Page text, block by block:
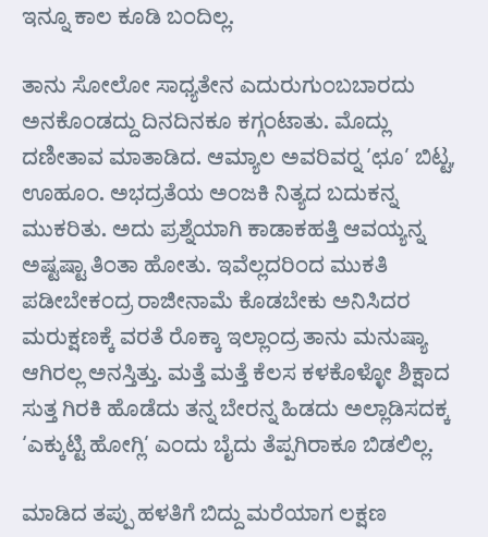
ಇನ್ನೂ ಕಾಲ ಕೂಡಿ ಬಂದಿಲ್ಲ.
ತಾನು ಸೋಲೋ ಸಾಧ್ಯತೇನ ಎದುರುಗುಂಬಬಾರದು
ಅನಕೊಂಡದ್ದು ದಿನದಿನಕೂ ಕಗ್ಗಂಟಾತು. ಮೊದ್ಲು
ದಣೀತಾವ ಮಾತಾಡಿದ. ಆಮ್ಯಾಲ ಅವರಿವರ್‍ನ ‘ಛೂ’ ಬಿಟ್ಟ,
ಊಹೂಂ. ಅಭದ್ರತೆಯ ಅಂಜಕಿ ನಿತ್ಯದ ಬದುಕನ್ನ
ಮುಕರಿತು. ಅದು ಪ್ರಶ್ನೆಯಾಗಿ ಕಾಡಾಕಹತ್ತಿ ಆವಯ್ಯನ್ನ
ಅಷ್ಟಷ್ಟಾ ತಿಂತಾ ಹೋತು. ಇವೆಲ್ಲದರಿಂದ ಮುಕತಿ
ಪಡೀಬೇಕಂದ್ರ ರಾಜೀನಾಮೆ ಕೊಡಬೇಕು ಅನಿಸಿದರ
ಮರುಕ್ಷಣಕ್ಕೆ ವರತೆ ರೊಕ್ಕಾ ಇಲ್ಲಾಂದ್ರ ತಾನು ಮನುಷ್ಯಾ
ಆಗಿರಲ್ಲ ಅನಸ್ತಿತ್ತು. ಮತ್ತೆ ಮತ್ತೆ ಕೆಲಸ ಕಳಕೊಳ್ಳೋ ಶಿಕ್ಷಾದ
ಸುತ್ತ ಗಿರಕಿ ಹೊಡೆದು ತನ್ನ ಬೇರನ್ನ ಹಿಡದು ಅಲ್ಲಾಡಿಸದಕ್ಕ
‘ಎಕ್ಕುಟ್ಟಿ ಹೋಗ್ಲಿ’ ಎಂದು ಬೈದು ತೆಪ್ಪಗಿರಾಕೂ ಬಿಡಲಿಲ್ಲ.
ಮಾಡಿದ ತಪ್ಪು ಹಳತಿಗೆ ಬಿದ್ದು ಮರೆಯಾಗ ಲಕ್ಷಣ